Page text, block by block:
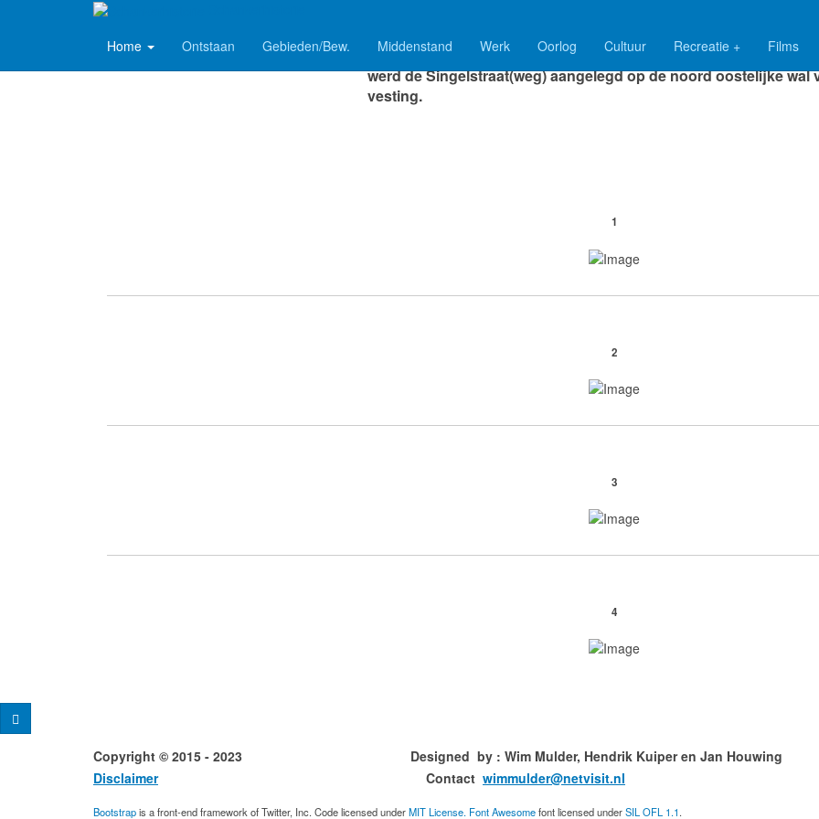
Home
Ontstaan Gebieden/Bew. Middenstand Werk Oorlog Cultuur Recreatie + Films
Nadat tussen 1870 en 1905 de wallen van de vesting waren
werd de Singelstraat(weg) aangelegd op de noord oostelijke wal
vesting.
1
2
3
4
Copyright © 2015 - 2023 Designed by : Wim Mulder, Hendrik Kuiper en
Disclaimer
Contact wimmulder@netvisit.nl
Bootstrapis a front-end framework of Twitter, Inc. Code licensed underMIT License. Font Awesomefont licensed underSIL OFL 1.1.